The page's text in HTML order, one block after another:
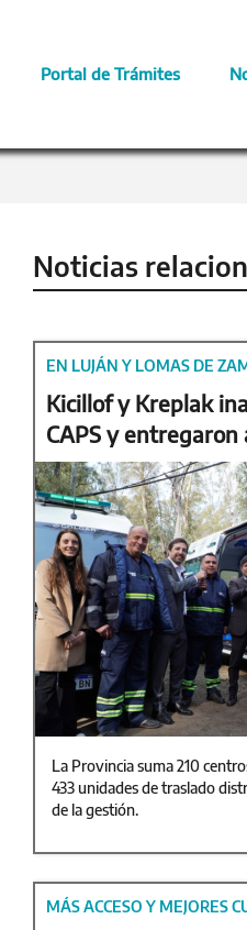
Portal de Trámites
Noticias
EN LUJÁN Y LOMAS DE
Kicillof y Kreplak
CAPS y entregaron
La Provincia suma 210
433 unidades de traslado
de la gestión.
MÁS ACCESO Y MEJORES